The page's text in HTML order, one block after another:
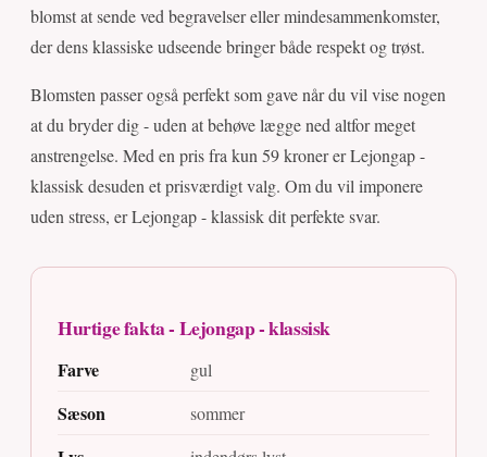
blomst at sende ved begravelser eller mindesammenkomster,
der dens klassiske udseende bringer både respekt og trøst.
Blomsten passer også perfekt som gave når du vil vise nogen
at du bryder dig - uden at behøve lægge ned altfor meget
anstrengelse. Med en pris fra kun 59 kroner er Lejongap -
klassisk desuden et prisværdigt valg. Om du vil imponere
uden stress, er Lejongap - klassisk dit perfekte svar.
Hurtige fakta - Lejongap - klassisk
Farve gul
Sæson sommer